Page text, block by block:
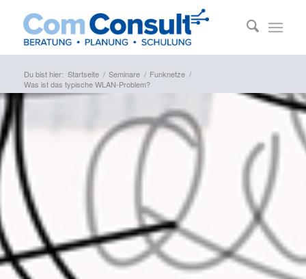
Du bist hier: Startseite / Seminare / Funknetze /
Was ist das typische WLAN-Problem?